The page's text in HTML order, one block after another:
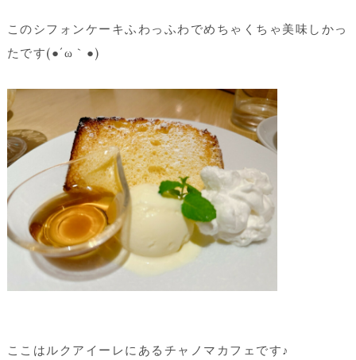
このシフォンケーキふわっふわでめちゃくちゃ美味しかっ
たです(●´ω｀●)
ここはルクアイーレにあるチャノマカフェです♪